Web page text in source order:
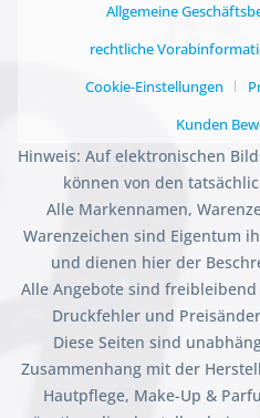
Allgemeine
rechtliche
Cookie-Einstellungen
Kunden
Hinweis: Auf elektronischen
können von den
Alle Markennamen,
Warenzeichen sind Eigentum
und dienen hier der
Alle Angebote sind
Druckfehler und
Diese Seiten sind
Zusammenhang mit der
Hautpflege, Make-Up &